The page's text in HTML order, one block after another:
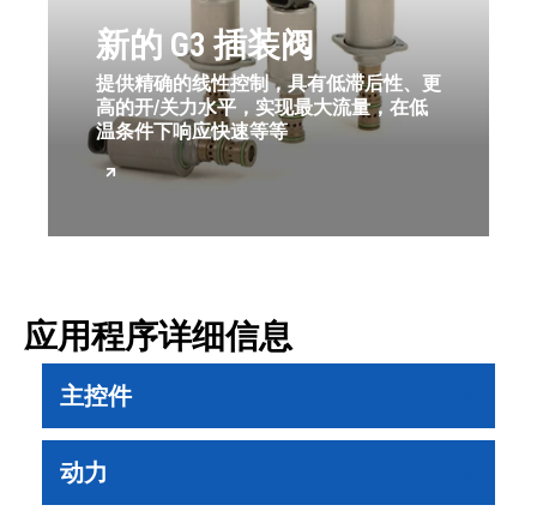
新的 G3 插装阀
提供精确的线性控制，具有低滞后性、更
高的开/关力水平，实现最大流量，在低
温条件下响应快速等等
应用程序详细信息
主控件
动力